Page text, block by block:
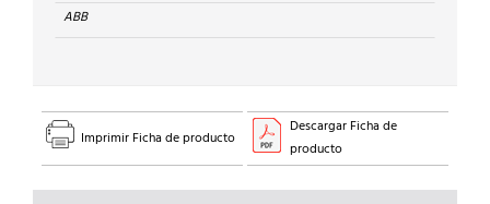
11
cantidad
ABB
Imprimir Ficha de producto
Descargar Ficha de
producto